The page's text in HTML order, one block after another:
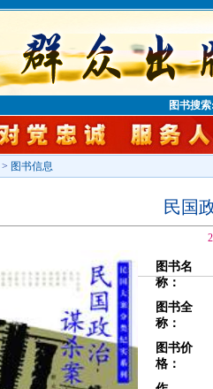
图书搜
> 图书信息
民国
图书名
称：
图书全
称：
图书价
格：